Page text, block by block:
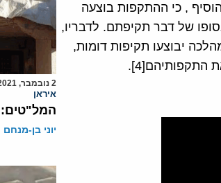
, כי ההתקפות בוצעה
של דבר תקיפתם. לדבריו,
שנת הניצחון ובמהלכה יבוצעו תקיפות דומות,
התקפותיהם[4].
2 נובמבר, 2021
איראן
המל"טים:
יוני בן-מנחם